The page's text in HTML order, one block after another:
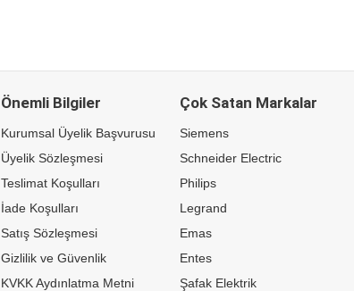
Önemli Bilgiler
Kurumsal Üyelik Başvurusu
Üyelik Sözleşmesi
Teslimat Koşulları
İade Koşulları
Satış Sözleşmesi
Gizlilik ve Güvenlik
KVKK Aydınlatma Metni
Çok Satan Markalar
Siemens
Schneider Electric
Philips
Legrand
Emas
Entes
Şafak Elektrik